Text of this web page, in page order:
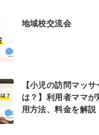
地域校交流会
【小児の訪問マッサ
は？】利用者ママが
用方法、料金を解説